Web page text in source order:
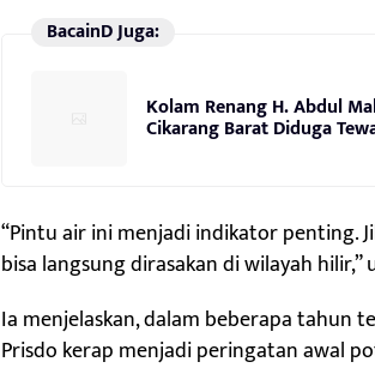
BacainD Juga:
Kolam Renang H. Abdul
Cikarang Barat Diduga
“Pintu air ini menjadi indikator penting.
bisa langsung dirasakan di wilayah
Ia menjelaskan, dalam beberapa tahun
Prisdo kerap menjadi peringatan awal